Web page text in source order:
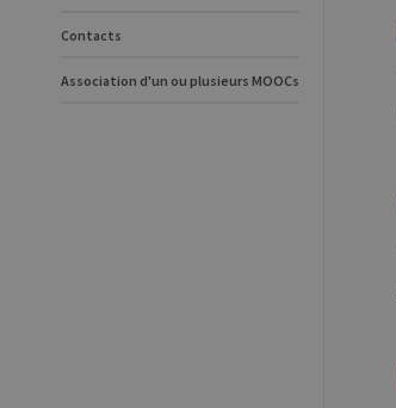
Contacts
Association d'un ou plusieurs MOOCs